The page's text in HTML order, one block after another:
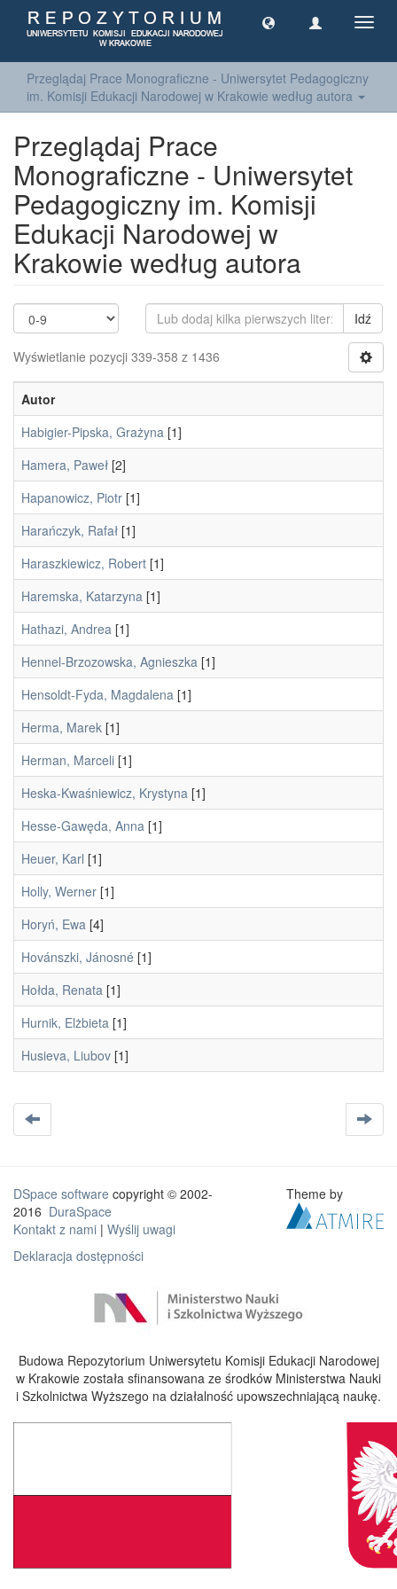
Przeglądaj Prace Monograficzne - Uniwersytet Pedagogiczny
im. Komisji Edukacji Narodowej w Krakowie według autora
Przeglądaj Prace
Monograficzne - Uniwersytet
Pedagogiczny im. Komisji
Edukacji Narodowej w
Krakowie według autora
Idź
Wyświetlanie pozycji 339-358 z 1436
Autor
Habigier-Pipska, Grażyna [1]
Hamera, Paweł [2]
Hapanowicz, Piotr [1]
Harańczyk, Rafał [1]
Haraszkiewicz, Robert [1]
Haremska, Katarzyna [1]
Hathazi, Andrea [1]
Hennel-Brzozowska, Agnieszka [1]
Hensoldt-Fyda, Magdalena [1]
Herma, Marek [1]
Herman, Marceli [1]
Heska-Kwaśniewicz, Krystyna [1]
Hesse-Gawęda, Anna [1]
Heuer, Karl [1]
Holly, Werner [1]
Horyń, Ewa [4]
Hovánszki, Jánosné [1]
Hołda, Renata [1]
Hurnik, Elżbieta [1]
Husieva, Liubov [1]
DSpace software copyright © 2002-
2016 DuraSpace
Kontakt z nami | Wyślij uwagi
Deklaracja dostępności
Theme by
Budowa Repozytorium Uniwersytetu Komisji Edukacji Narodowej
w Krakowie została sfinansowana ze środków Ministerstwa Nauki
i Szkolnictwa Wyższego na działalność upowszechniającą naukę.